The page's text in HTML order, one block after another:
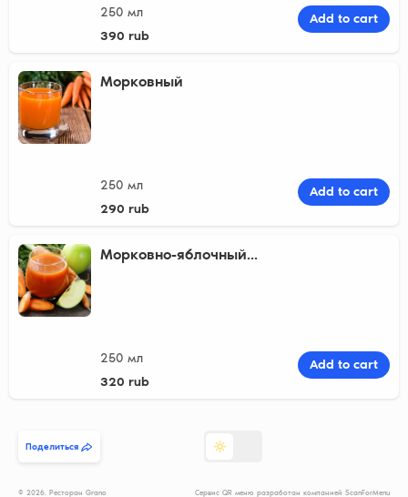
250 мл
390 rub
Add to cart
Морковный
250 мл
290 rub
Add to cart
Морковно-яблочный...
250 мл
320 rub
Add to cart
Поделиться
© 2026. Ресторан Grano Сервис QR меню разработан компанией ScanForMenu